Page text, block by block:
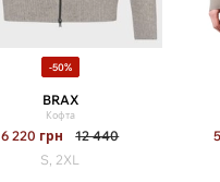
-50%
BRAX
Кофта
6 220 грн
12 440
S, 2XL